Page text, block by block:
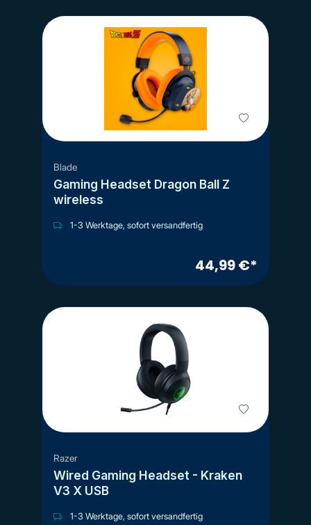
Blade
Gaming Headset Dragon Ball Z
wireless
1-3 Werktage, sofort versandfertig
44,99 €*
Razer
Wired Gaming Headset - Kraken
V3 X USB
1-3 Werktage, sofort versandfertig